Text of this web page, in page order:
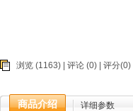
浏览 (1163) | 评论 (0) | 评分(0)
商品介绍 详细参数